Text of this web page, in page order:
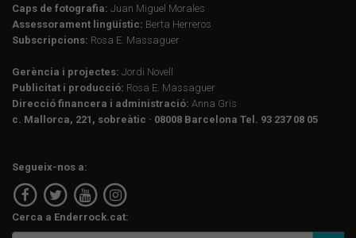
Caps de fotografia: Juan Miguel Morales
Assessorament lingüístic: Berta Herreros
Subscripcions: Rosa E. Massaguer
Gerència i projectes: Jordi Novell
Publicitat i producció: Rosa E. Massaguer
Direcció financera i administració: Anna Gris
c. Mallorca, 221, sobreàtic · 08008 Barcelona Tel. 93 237 08 05
Segueix-nos a:
Cerca a Enderrock.cat: